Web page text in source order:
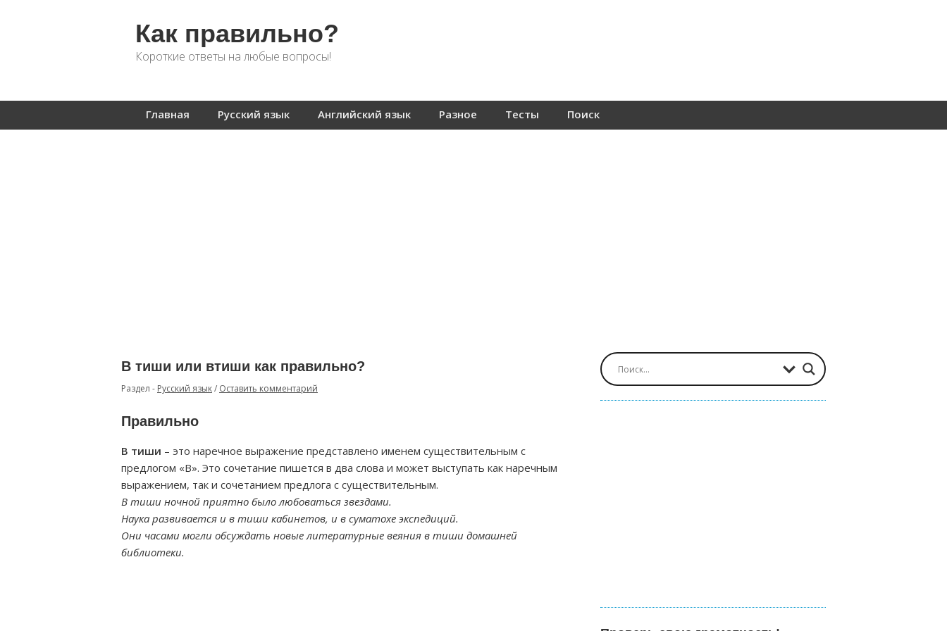
Как правильно?
Короткие ответы на любые вопросы!
Главная Русский язык Английский язык Разное Тесты Поиск
В тиши или втиши как правильно?
Раздел - Русский язык/ Оставить комментарий
Правильно
В тиши – это наречное выражение представлено именем существительным с
предлогом «В». Это сочетание пишется в два слова и может выступать как наречным
выражением, так и сочетанием предлога с существительным.
В тиши ночной приятно было любоваться звездами.
Наука развивается и в тиши кабинетов, и в суматохе экспедиций.
Они часами могли обсуждать новые литературные веяния в тиши домашней
библиотеки.